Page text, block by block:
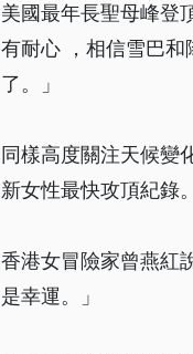
美國最年長聖母峰登
有耐心 ，相信雪巴
了。」
同樣高度關注天候變
新女性最快攻頂紀錄。
香港女冒險家曾燕紅
是幸運。」